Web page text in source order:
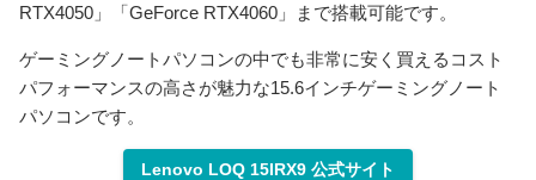
RTX4050」「GeForce RTX4060」まで搭載可能です。
ゲーミングノートパソコンの中でも非常に安く買えるコスト
パフォーマンスの高さが魅力な15.6インチゲーミングノート
パソコンです。
Lenovo LOQ 15IRX9 公式サイト